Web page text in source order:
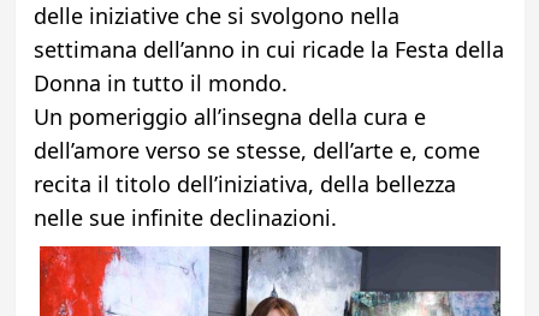
delle iniziative che si svolgono nella
settimana dell’anno in cui ricade la Festa della
Donna in tutto il mondo.
Un pomeriggio all’insegna della cura e
dell’amore verso se stesse, dell’arte e, come
recita il titolo dell’iniziativa, della bellezza
nelle sue infinite declinazioni.